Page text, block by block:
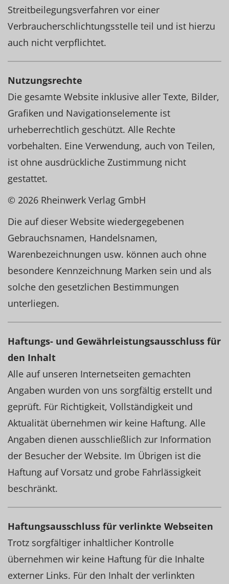
Streitbeilegungsverfahren vor einer
Verbraucherschlichtungsstelle teil und ist hierzu
auch nicht verpflichtet.
Nutzungsrechte
Die gesamte Website inklusive aller Texte, Bilder,
Grafiken und Navigationselemente ist
urheberrechtlich geschützt. Alle Rechte
vorbehalten. Eine Verwendung, auch von Teilen,
ist ohne ausdrückliche Zustimmung nicht
gestattet.
© 2026 Rheinwerk Verlag GmbH
Die auf dieser Website wiedergegebenen
Gebrauchsnamen, Handelsnamen,
Warenbezeichnungen usw. können auch ohne
besondere Kennzeichnung Marken sein und als
solche den gesetzlichen Bestimmungen
unterliegen.
Haftungs- und Gewährleistungsausschluss für
den Inhalt
Alle auf unseren Internetseiten gemachten
Angaben wurden von uns sorgfältig erstellt und
geprüft. Für Richtigkeit, Vollständigkeit und
Aktualität übernehmen wir keine Haftung. Alle
Angaben dienen ausschließlich zur Information
der Besucher der Website. Im Übrigen ist die
Haftung auf Vorsatz und grobe Fahrlässigkeit
beschränkt.
Haftungsausschluss für verlinkte Webseiten
Trotz sorgfältiger inhaltlicher Kontrolle
übernehmen wir keine Haftung für die Inhalte
externer Links. Für den Inhalt der verlinkten